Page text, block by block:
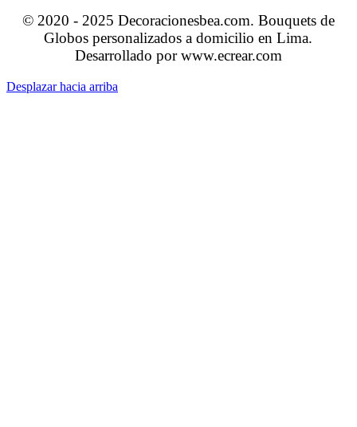
© 2020 - 2025 Decoracionesbea.com. Bouquets de
Globos personalizados a domicilio en Lima.
Desarrollado por www.ecrear.com
Desplazar hacia arriba